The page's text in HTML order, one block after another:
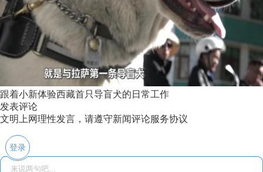
跟着小新体验西藏首只导盲犬的日常工作
发表评论
文明上网理性发言，请遵守新闻评论服务协议
登录